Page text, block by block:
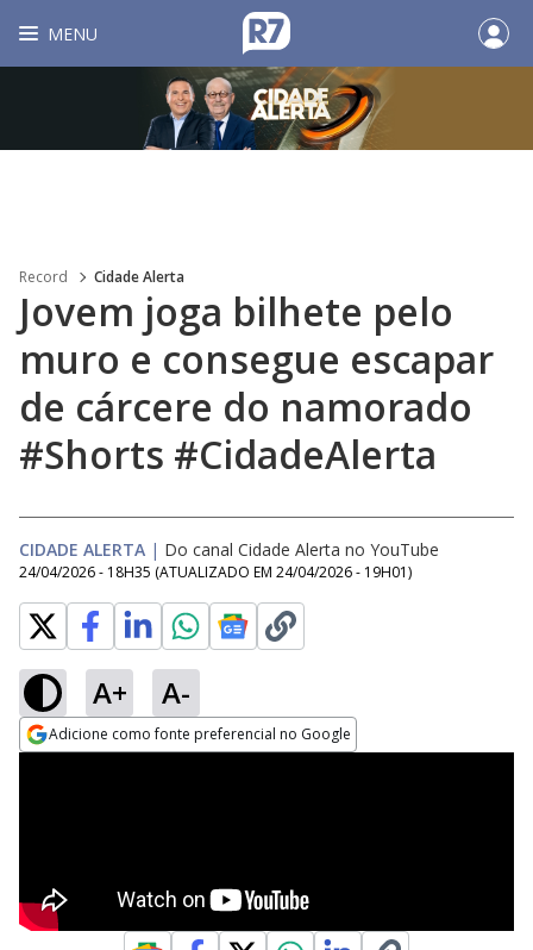
MENU
Record Cidade Alerta
Jovem joga bilhete pelo
muro e consegue escapar
de cárcere do namorado
#Shorts #CidadeAlerta
CIDADE ALERTA | Do canal Cidade Alerta no YouTube
24/04/2026 - 18H35 (ATUALIZADO EM 24/04/2026 - 19H01)
A+ A-
Adicione como fonte preferencial no Google